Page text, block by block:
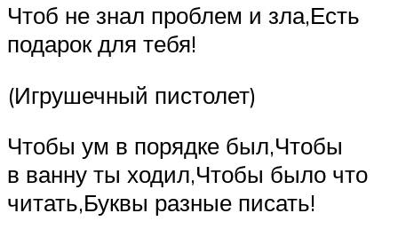
Чтоб не знал проблем и зла,Есть
подарок для тебя!
(Игрушечный пистолет)
Чтобы ум в порядке был,Чтобы
в ванну ты ходил,Чтобы было что
читать,Буквы разные писать!